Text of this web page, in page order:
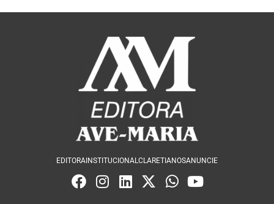
EDITORA INSTITUCIONALCLARETIANOSANUNCIE